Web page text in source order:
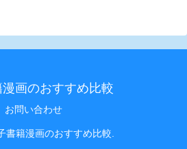
画のおすすめ比較
お問い合わせ
書籍漫画のおすすめ比較.